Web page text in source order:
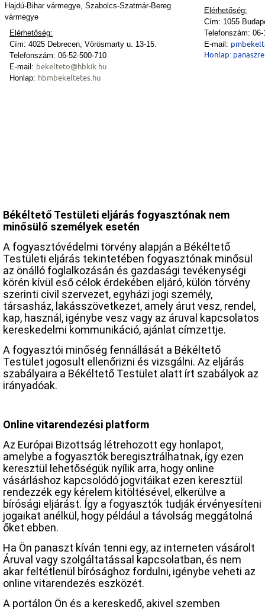
Hajdú-Bihar vármegye, Szabolcs-Szatmár-Bereg
vármegye
Elérhetőség:
Cím: 4025 Debrecen, Vörösmarty u. 13-15.
Telefonszám: 06-52-500-710
E-mail: bekelteto@hbkik.hu
Honlap: hbmbekeltetes.hu
Elérhetőség:
Cím: 1055
Telefonszám: 06-
E-mail:
Honlap:
Békéltető Testületi eljárás fogyasztónak nem
minősülő személyek esetén
A fogyasztóvédelmi törvény alapján a Békéltető
Testületi eljárás tekintetében fogyasztónak minősül
az önálló foglalkozásán és gazdasági tevékenységi
körén kívül eső célok érdekében eljáró, külön törvény
szerinti civil szervezet, egyházi jogi személy,
társasház, lakásszövetkezet, amely árut vesz, rendel,
kap, használ, igénybe vesz vagy az áruval kapcsolatos
kereskedelmi kommunikáció, ajánlat címzettje.
A fogyasztói minőség fennállását a Békéltető
Testület jogosult ellenőrizni és vizsgálni. Az eljárás
szabályaira a Békéltető Testület alatt írt szabályok az
irányadóak.
Online vitarendezési platform
Az Európai Bizottság létrehozott egy honlapot,
amelybe a fogyasztók beregisztrálhatnak, így ezen
keresztül lehetőségük nyílik arra, hogy online
vásárláshoz kapcsolódó jogvitáikat ezen keresztül
rendezzék egy kérelem kitöltésével, elkerülve a
bírósági eljárást. Így a fogyasztók tudják érvényesíteni
jogaikat anélkül, hogy például a távolság meggátolná
őket ebben.
Ha Ön panaszt kíván tenni egy, az interneten vásárolt
Áruval vagy szolgáltatással kapcsolatban, és nem
akar feltétlenül bírósághoz fordulni, igénybe veheti az
online vitarendezés eszközét.
A portálon Ön és a kereskedő, akivel szemben